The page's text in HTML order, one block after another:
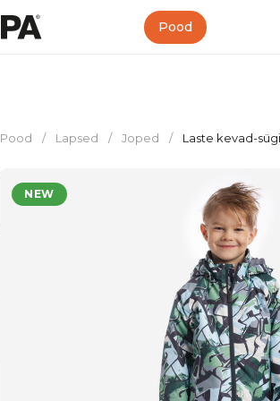
Pood
Pood / Lapsed / Joped / Laste kevad-
NEW